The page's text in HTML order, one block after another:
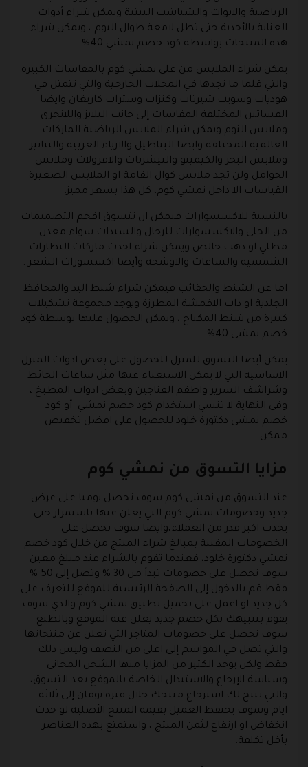
الرياضية والابوات والشباشب البيتية ويمكن شراء أدوات
العناية بالأحذية حتى تظل لامعة طوال اليوم ، ويمكن شراء
هذه المنتجات بواسطة كود خصم نمشي 40%.
يمكن شراء الملابس من على نمشي كوم بالمقاسات الكبيرة
والتي قلما ما نجدها في المحلات الخارجية والتي تتمثل في
هوديات وسويت شيرتات وكنزات وسترات كاريغان وايضا
الفساتين المختلفة المقاسات إلى جانب البلايز واللانجري
وملابس النوم ويمكن شراء الملابس الرياضية الماركات
العالمية المختلفة وايضا البناطيل والازياء العربية والتنانير
وملابس البحر والكيمينو والتيشرتات والافرولات وملابس
الحوامل ولن تجد ملابس كوال القامة او الملابس الصغيرة
القياسات الا داخل نمشي كوم، كل هذا بسعر مميز.
بالنسبة للاكسسوارات فيمكن ان تتسوق افخم التصميمات
من الحلي والاكسسوارات للرجال والسيدات سواء معدن
مطلي او ذهب خالص ويمكن شراء احدث ماركات النظارات
الشمسية والساعات والاوشحة وأيضا اكسسورات الشعر .
اما عن الشنط والحقائب فيمكن شراء شنط اليد والمحافظ
الجلدية او ذات الاقمشة المطرزة ويوجد مجموعة تشكيلات
كبيرة من شنط المكياج ، ويمكن الحصول عليها بوسطة كود
خصم نمشي 40%.
يمكن أيضا التسوق للمنزل للحصول على بعض ادوات المنزل
الاساسية التي لا يمكن الاستغناء عنها مثل ساعات الحائط
وشراشف السرير واطقم الفناجين وبعض ادوات المطبخ ،
وفى النهاية لا تنسي استخدام كود خصم نمشي أو كود
خصم نمشي دكتورة خلود للحصول على افضل تخفيض
ممكن .
مزايا التسوق من نمشي كوم
عند التسوق من نمشي كوم سوف تحصل يوميا على عرض
جديد وخصومات نمشي كوم التي يعلن عنها باستمرار حتى
يجذب اكبر قدر من العملاء،وايضا سوف تحصل على
الخصومات المقننة بمبالغ شراء المنتج من خلال كود خصم
نمشي دكتورة خلود، فعندما تقوم بالشراء عند مبلغ معين
سوف تحصل على خصومات تبدأ من 30 % وتصل إلى 50 %
فقط قم بالدخول إلى الصفحة الرئيسية للموقع للتعرف على
كل جديد او اعمل على تحميل تطبيق نمشي كوم والذي سوف
يقوم بتنبيهك بكل خصم جديد يعلن عنه الموقع وبالطبع
سوف تحصل على خصومات المتاجر التي تعلن عن منتجاتها
والتي تصل في المواسم إلى اعلى من النصف وليس ذلك
فقط ولكن يوجد الكثير من المزايا منها الشحن المجاني
وسياسة الإرجاع والاستبدال الخاصة بالموقع بعد التسوق،
والتي تتيح لك استرجاع منتجك خلال فترة يومان إلى ثلاثة
ايام وسوف يحتفظ العميل بقيمة المنتج الأصلية لو حدث
انخفاض او ارتفاع لثمن المنتج ، واستمتع بهذه العناصر
بأقل تكلفة.